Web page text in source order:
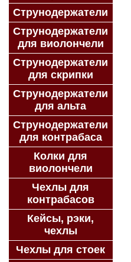
Струнодержатели
Струнодержатели
для виолончели
Струнодержатели
для скрипки
Струнодержатели
для альта
Струнодержатели
для контрабаса
Колки для
виолончели
Чехлы для
контрабасов
Кейсы, рэки,
чехлы
Чехлы для стоек